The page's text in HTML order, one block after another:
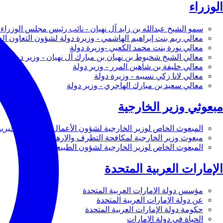
الوزراء
سمو الشيخ عبدالله بن زايد آل نهيان - نائب رئيس مجلس الوزراء
معالي ريم بنت إبراهيم الهاشمي - وزيرة دولة لشؤون التعاون
معالي نورة بنت محمد الكعبي -وزيرة دولة
معالي الشيخ شخبوط بن نهيان بن مبارك آل نهيان - وزير دولة
معالي خليفة بن شاهين المرر - وزير دولة
معالي لانا زكي نسيبه - وزيرة دولة
معالي سعيد بن مبارك الهاجري - وزير دولة
مبعوثي وزير الخارجية
المبعوث الخاص لوزير الخارجية لشؤون الأعمال والأعمال
مبعوث وزير الخارجية لمكافحة التطرف والإرهاب
المبعوث الخاص لوزير الخارجية لشؤون الطبيعة
الإمارات العربية المتحدة
مؤسس دولة الإمارات العربية المتحدة
عن دولة الإمارات العربية المتحدة
حكومة دولة الإمارات العربية المتحدة
الحياة في دولة الإمارات